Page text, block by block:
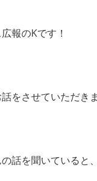
報のKです！
をさせていただきま
話を聞いていると、